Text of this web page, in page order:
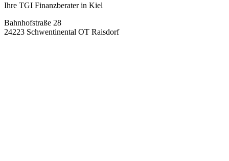
Ihre TGI Finanzberater in Kiel
Bahnhofstraße 28
24223 Schwentinental OT Raisdorf